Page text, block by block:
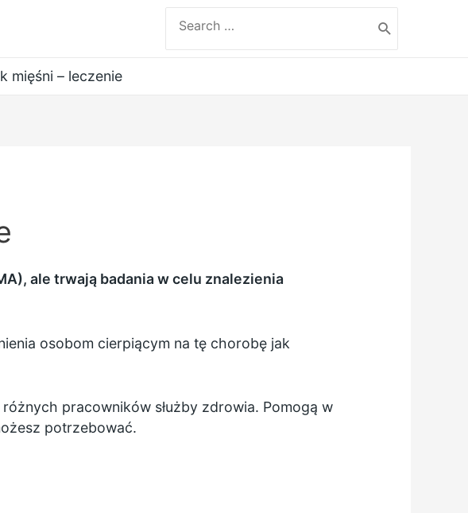
for:
mięśni – leczenie
ale trwają badania w celu znalezienia
osobom cierpiącym na tę chorobę jak
pracowników służby zdrowia. Pomogą w
potrzebować.